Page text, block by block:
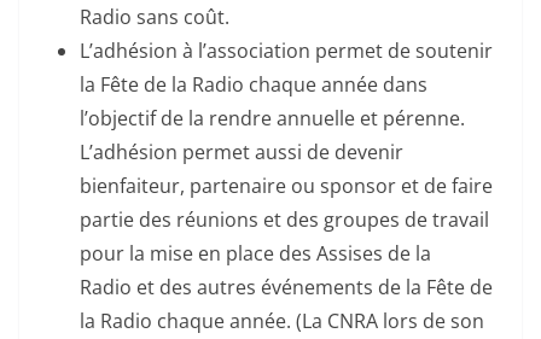
Radio sans coût.
L’adhésion à l’association permet de soutenir
la Fête de la Radio chaque année dans
l’objectif de la rendre annuelle et pérenne.
L’adhésion permet aussi de devenir
bienfaiteur, partenaire ou sponsor et de faire
partie des réunions et des groupes de travail
pour la mise en place des Assises de la
Radio et des autres événements de la Fête de
la Radio chaque année. (La CNRA lors de son